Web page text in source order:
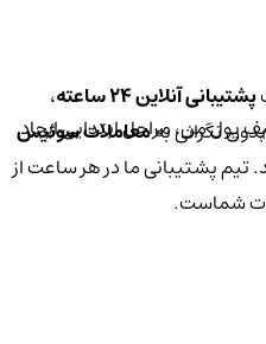
پشتیبانی آنلاین ۲۴ ساعته
،
نگرانی بهمعاملات سوئیس
تیم پشتیبانی ما در هر ساعت از
شماست.
پول من، مراحل ابتدایی ایجاد